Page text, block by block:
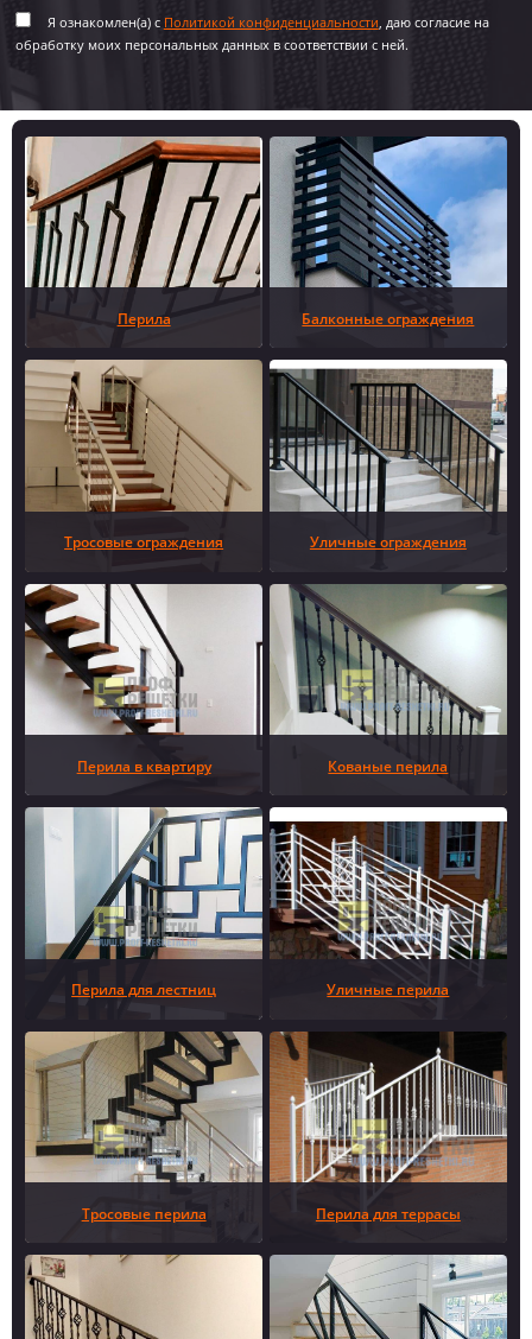
Я ознакомлен(а) с Политикой конфиденциальности , даю согласие на
обработку моих персональных данных в соответствии с ней.
Перила Балконные ограждения
Тросовые ограждения Уличные ограждения
Перила в квартиру Кованые перила
Перила для лестниц Уличные перила
Тросовые перила Перила для террасы